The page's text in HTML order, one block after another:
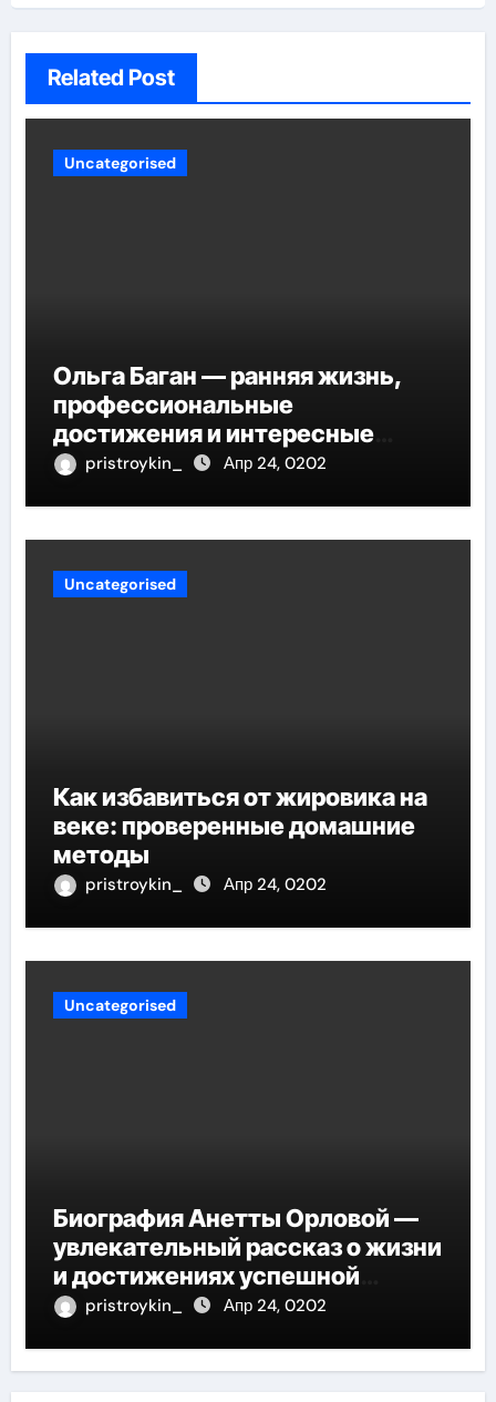
Related Post
Uncategorised
Ольга Баган — ранняя жизнь,
профессиональные
достижения и интересные
факты
pristroykin_ Апр 24, 0202
Uncategorised
Как избавиться от жировика на
веке: проверенные домашние
методы
pristroykin_ Апр 24, 0202
Uncategorised
Биография Анетты Орловой —
увлекательный рассказ о жизни
и достижениях успешной
фигуристки
pristroykin_ Апр 24, 0202